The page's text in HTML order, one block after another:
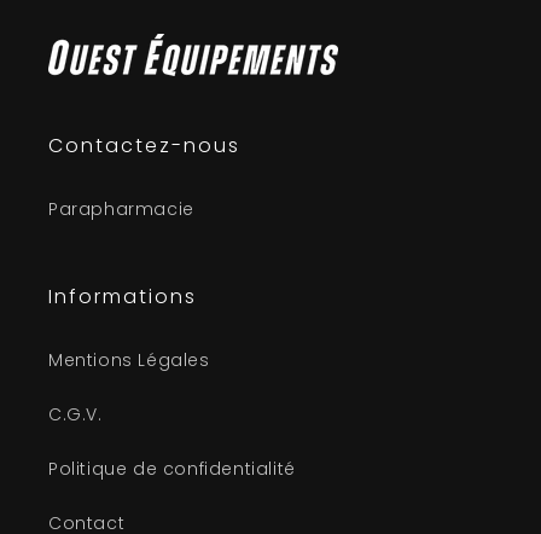
Contactez-nous
Parapharmacie
Informations
Mentions Légales
C.G.V.
Politique de confidentialité
Contact